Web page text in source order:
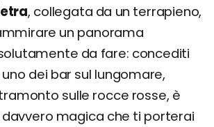
, collegata da un terrapieno,
un panorama
da fare: concediti
dei bar sul lungomare,
sulle rocce rosse, è
davvero magica che ti porterai